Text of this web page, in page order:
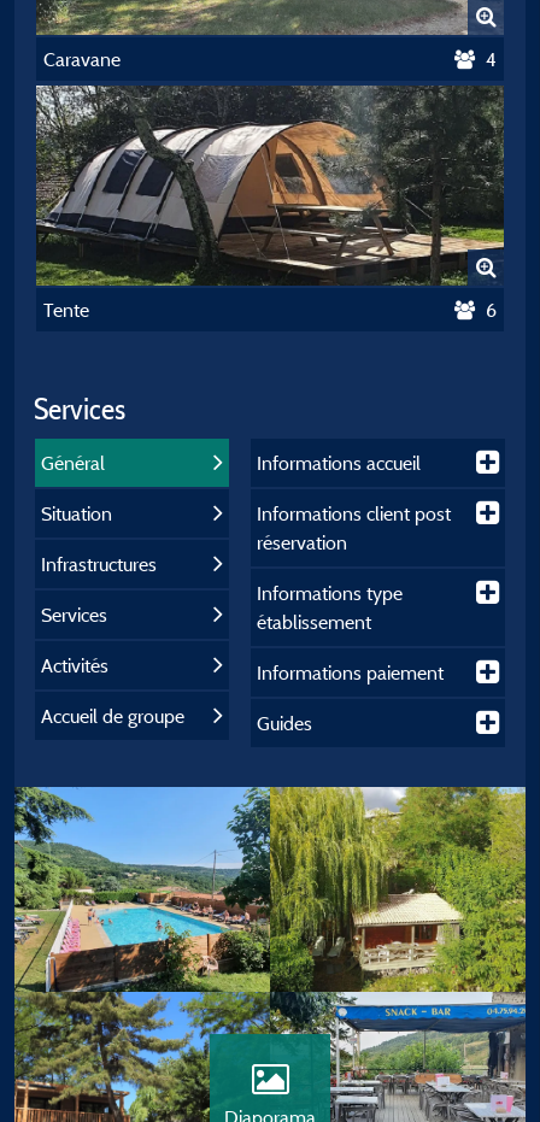
Caravane 4
Tente 6
Services
Général
Situation
Infrastructures
Services
Activités
Accueil de groupe
Informations accueil
Informations client post
réservation
Informations type
établissement
Informations paiement
Guides
Diaporama